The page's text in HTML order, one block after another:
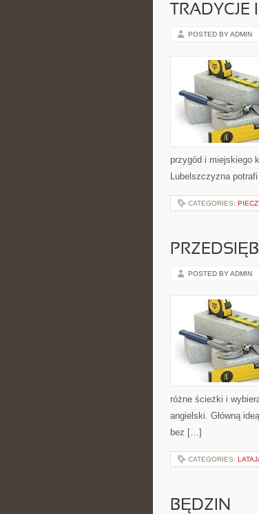
POSTED BY ADMIN
przygód i miejskiego
Lubelszczyzna
CATEGORIES:
POSTED BY ADMIN
różne ścieżki i
angielski. Główną
bez […]
CATEGORIES:
BĘDZIN